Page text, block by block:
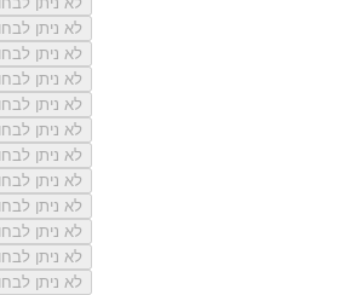
לא ניתן לבחור
לא ניתן לבחור
לא ניתן לבחור
לא ניתן לבחור
לא ניתן לבחור
לא ניתן לבחור
לא ניתן לבחור
לא ניתן לבחור
לא ניתן לבחור
לא ניתן לבחור
לא ניתן לבחור